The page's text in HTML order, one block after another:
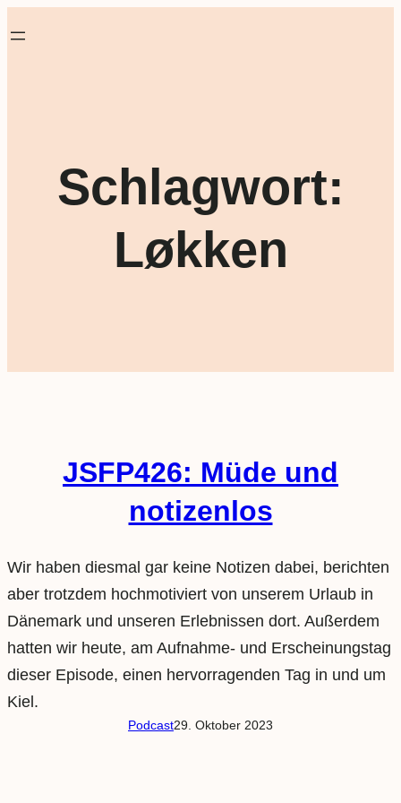
Schlagwort:
Løkken
JSFP426: Müde und
notizenlos
Wir haben diesmal gar keine Notizen dabei, berichten
aber trotzdem hochmotiviert von unserem Urlaub in
Dänemark und unseren Erlebnissen dort. Außerdem
hatten wir heute, am Aufnahme- und Erscheinungstag
dieser Episode, einen hervorragenden Tag in und um
Kiel.
Podcast29. Oktober 2023